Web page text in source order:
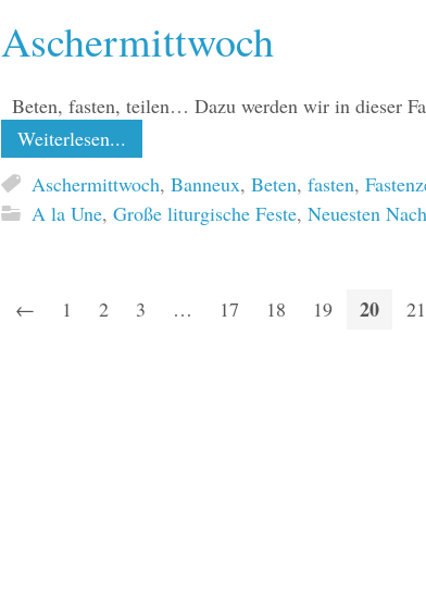
Aschermittwoch
Beten, fasten, teilen… Dazu werden wir in dieser
Weiterlesen...
Aschermittwoch, Banneux, Beten, fasten,
A la Une, Große liturgische Feste, Neuesten
← 1 2 3 … 17 18 19 20 21